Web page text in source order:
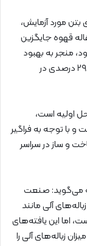
مورد آزمایش،
با تفاله قهوه جایگزین
بود، منجر به بهبود
قابل‌توجهی در خواص آن شد که موجب افزایش ۲۹.۳ درصدی در
اولیه است،
و با توجه به فراگیر
و ساز در سراسر
می‌گوید: صنعت
آلی مانند
اما این یافته‌های
زباله‌های آلی را